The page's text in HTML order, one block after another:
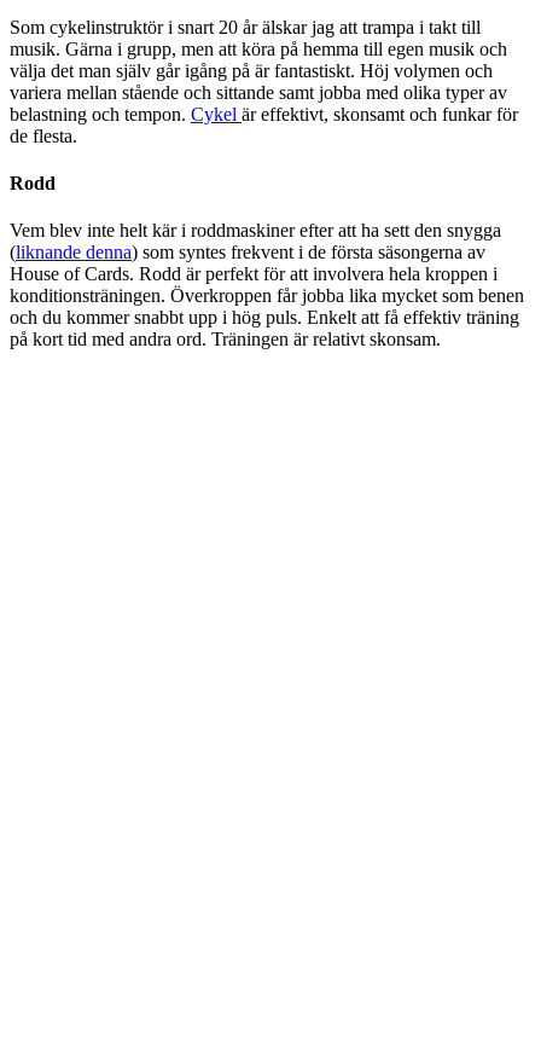
Som cykelinstruktör i snart 20 år älskar jag att trampa i takt till
musik. Gärna i grupp, men att köra på hemma till egen musik och
välja det man själv går igång på är fantastiskt. Höj volymen och
variera mellan stående och sittande samt jobba med olika typer av
belastning och tempon. Cykel är effektivt, skonsamt och funkar för
de flesta.
Rodd
Vem blev inte helt kär i roddmaskiner efter att ha sett den snygga
(liknande denna) som syntes frekvent i de första säsongerna av
House of Cards. Rodd är perfekt för att involvera hela kroppen i
konditionsträningen. Överkroppen får jobba lika mycket som benen
och du kommer snabbt upp i hög puls. Enkelt att få effektiv träning
på kort tid med andra ord. Träningen är relativt skonsam.